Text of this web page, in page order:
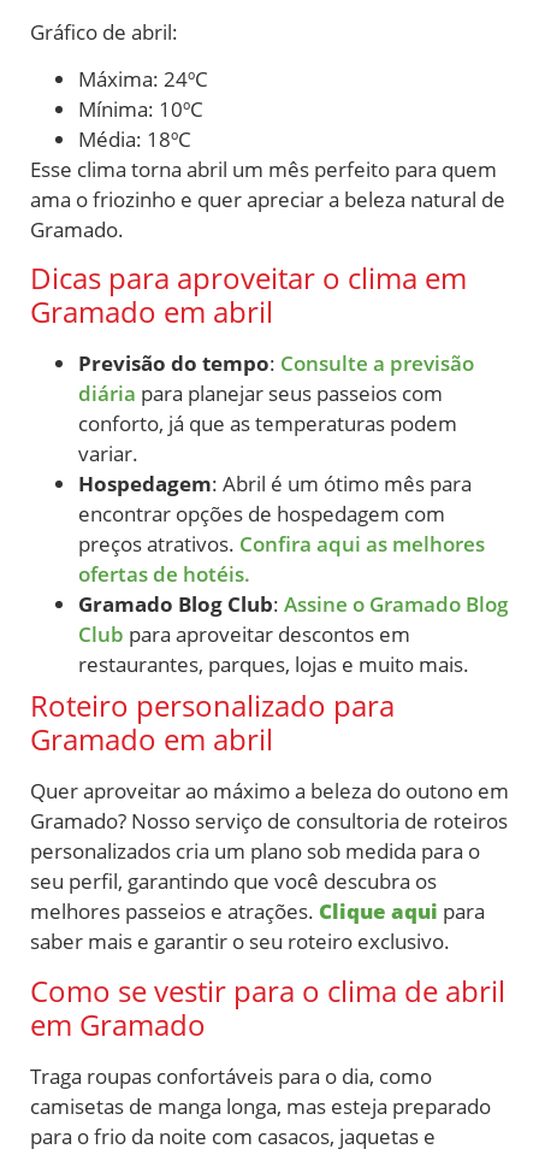
Gráfico de abril:
Máxima: 24ºC
Mínima: 10ºC
Média: 18ºC
Esse clima torna abril um mês perfeito para quem
ama o friozinho e quer apreciar a beleza natural de
Gramado.
Dicas para aproveitar o clima em
Gramado em abril
Previsão do tempo: Consulte a previsão
diária para planejar seus passeios com
conforto, já que as temperaturas podem
variar.
Hospedagem: Abril é um ótimo mês para
encontrar opções de hospedagem com
preços atrativos. Confira aqui as melhores
ofertas de hotéis.
Gramado Blog Club: Assine o Gramado Blog
Club para aproveitar descontos em
restaurantes, parques, lojas e muito mais.
Roteiro personalizado para
Gramado em abril
Quer aproveitar ao máximo a beleza do outono em
Gramado? Nosso serviço de consultoria de roteiros
personalizados cria um plano sob medida para o
seu perfil, garantindo que você descubra os
melhores passeios e atrações. Clique aqui para
saber mais e garantir o seu roteiro exclusivo.
Como se vestir para o clima de abril
em Gramado
Traga roupas confortáveis para o dia, como
camisetas de manga longa, mas esteja preparado
para o frio da noite com casacos, jaquetas e